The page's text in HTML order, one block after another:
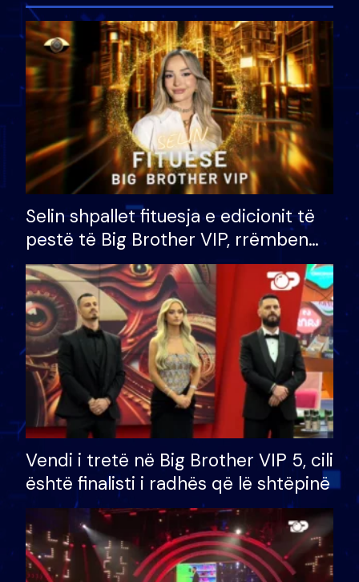
Selin shpallet fituesja e edicionit të
pestë të Big Brother VIP, rrëmben
çmimin e madh prej 100 mijë eurosh
Vendi i tretë në Big Brother VIP 5, cili
është finalisti i radhës që lë shtëpinë